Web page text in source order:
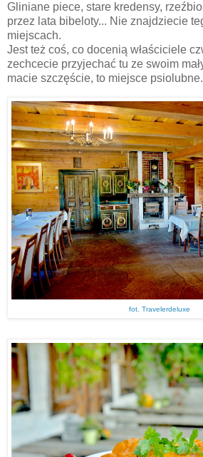
Gliniane piece, stare kredensy,
przez lata bibeloty... Nie znajdziecie
miejscach.
Jest też coś, co docenią właściciele
zechcecie przyjechać tu ze swoim
macie szczęście, to miejsce psiolubne.
fot. Travelerdeluxe